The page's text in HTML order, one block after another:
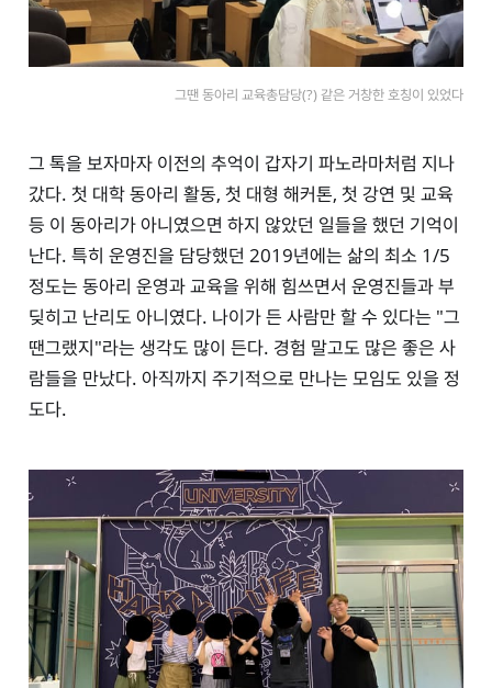
그땐 동아리 교육총담당(?) 같은 거창한 호칭이 있었다
그 톡을 보자마자 이전의 추억이 갑자기 파노라마처럼 지나
갔다. 첫 대학 동아리 활동, 첫 대형 해커톤, 첫 강연 및 교육
등 이 동아리가 아니였으면 하지 않았던 일들을 했던 기억이
난다. 특히 운영진을 담당했던 2019년에는 삶의 최소 1/5
정도는 동아리 운영과 교육을 위해 힘쓰면서 운영진들과 부
딪히고 난리도 아니였다. 나이가 든 사람만 할 수 있다는 "그
땐그랬지"라는 생각도 많이 든다. 경험 말고도 많은 좋은 사
람들을 만났다. 아직까지 주기적으로 만나는 모임도 있을 정
도다.